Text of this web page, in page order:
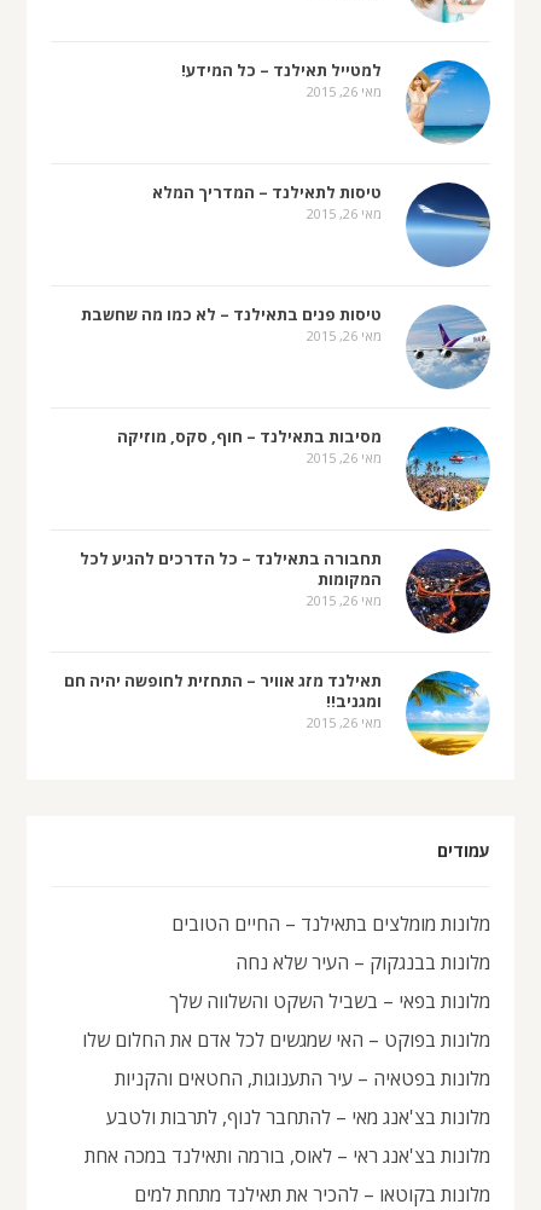
למטייל תאילנד – כל המידע!
מאי 26, 2015
טיסות לתאילנד – המדריך המלא
מאי 26, 2015
טיסות פנים בתאילנד – לא כמו מה שחשבת
מאי 26, 2015
מסיבות בתאילנד – חוף, סקס, מוזיקה
מאי 26, 2015
תחבורה בתאילנד – כל הדרכים להגיע לכל
המקומות
מאי 26, 2015
תאילנד מזג אוויר – התחזית לחופשה יהיה חם
ומגניב!!
מאי 26, 2015
עמודים
מלונות מומלצים בתאילנד – החיים הטובים
מלונות בבנגקוק – העיר שלא נחה
מלונות בפאי – בשביל השקט והשלווה שלך
מלונות בפוקט – האי שמגשים לכל אדם את החלום שלו
מלונות בפטאיה – עיר התענוגות, החטאים והקניות
מלונות בצ'אנג מאי – להתחבר לנוף, לתרבות ולטבע
מלונות בצ'אנג ראי – לאוס, בורמה ותאילנד במכה אחת
מלונות בקוטאו – להכיר את תאילנד מתחת למים